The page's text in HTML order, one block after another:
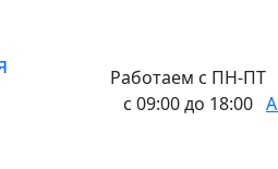
Работаем с ПН-ПТ
с 09:00 до 18:00